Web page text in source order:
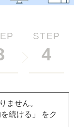
STEP
4
ません。
続ける」 をク